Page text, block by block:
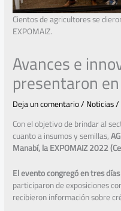
Cientos de agricultores se
EXPOMAIZ.
Avances e
presentaron
Deja un comentario/Noticias/
Con el objetivo de brindar al
cuanto a insumos y semillas,
Manabí, la EXPOMAIZ 2022
El evento congregó en tres
participaron de exposiciones
recibieron información sobre